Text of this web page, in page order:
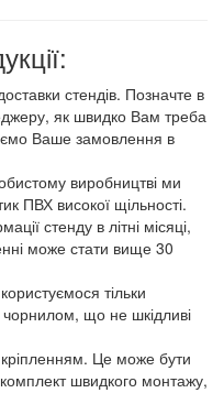
стендів. Позначте в
як швидко Вам треба
Ваше замовлення в
виробництві ми
ПВХ високої щільності.
стенду в літні місяці,
може стати вище 30
тільки
що не шкідливі
Це може бути
швидкого монтажу,